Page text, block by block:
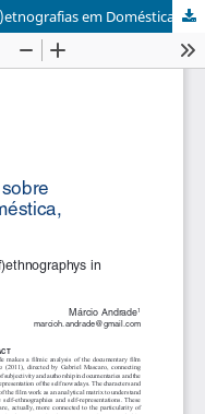
Eu sou o Outro? – Notas sobre (auto)etnografias em Doméstica, de Gabriel Mascaro